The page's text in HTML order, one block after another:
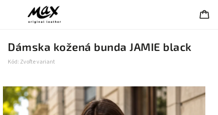
Dámska kožená bunda JAMIE black
Kód: Zvoľte variant